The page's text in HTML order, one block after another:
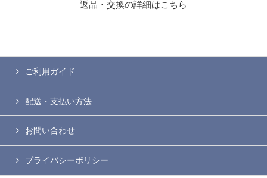
返品・交換の詳細はこちら
ご利用ガイド
配送・支払い方法
お問い合わせ
プライバシーポリシー